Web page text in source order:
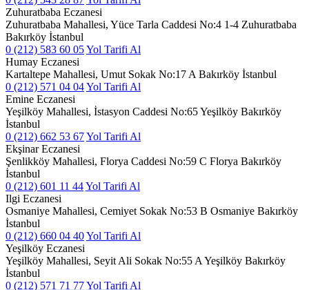
Zuhuratbaba Eczanesi
Zuhuratbaba Mahallesi, Yüce Tarla Caddesi No:4 1-4 Zuhuratbaba
Bakırköy İstanbul
0 (212) 583 60 05Yol Tarifi Al
Humay Eczanesi
Kartaltepe Mahallesi, Umut Sokak No:17 A Bakırköy İstanbul
0 (212) 571 04 04Yol Tarifi Al
Emine Eczanesi
Yeşilköy Mahallesi, İstasyon Caddesi No:65 Yeşilköy Bakırköy
İstanbul
0 (212) 662 53 67Yol Tarifi Al
Ekşinar Eczanesi
Şenlikköy Mahallesi, Florya Caddesi No:59 C Florya Bakırköy
İstanbul
0 (212) 601 11 44Yol Tarifi Al
Ilgi Eczanesi
Osmaniye Mahallesi, Cemiyet Sokak No:53 B Osmaniye Bakırköy
İstanbul
0 (212) 660 04 40Yol Tarifi Al
Yeşilköy Eczanesi
Yeşilköy Mahallesi, Seyit Ali Sokak No:55 A Yeşilköy Bakırköy
İstanbul
0 (212) 571 71 77Yol Tarifi Al